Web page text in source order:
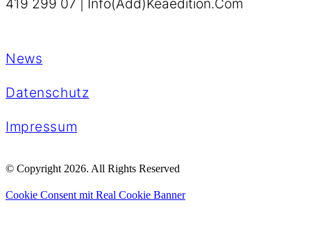
News
Datenschutz
Impressum
© Copyright 2026. All Rights Reserved
Cookie Consent mit Real Cookie Banner